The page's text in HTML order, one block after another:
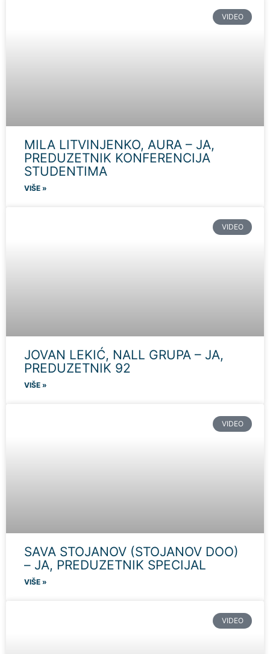
VIDEO
MILA LITVINJENKO, AURA – JA,
PREDUZETNIK KONFERENCIJA
STUDENTIMA
VIŠE »
VIDEO
JOVAN LEKIĆ, NALL GRUPA – JA,
PREDUZETNIK 92
VIŠE »
VIDEO
SAVA STOJANOV (STOJANOV DOO)
– JA, PREDUZETNIK SPECIJAL
VIŠE »
VIDEO